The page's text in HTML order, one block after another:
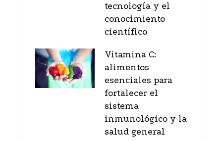
tecnología y el
conocimiento
científico
Vitamina C:
alimentos
esenciales para
fortalecer el
sistema
inmunológico y la
salud general